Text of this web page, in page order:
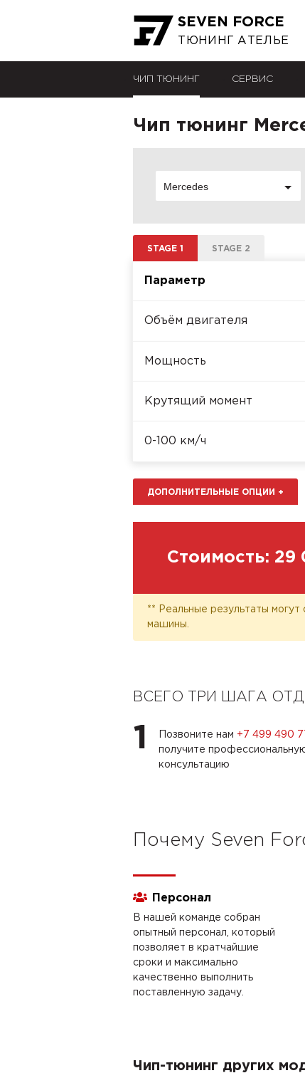
SEVEN FORCE
ТЮНИНГ АТЕЛЬЕ
ЧИП ТЮНИНГ СЕРВИС
Чип тюнинг
Mercedes
STAGE 1 STAGE 2
Параметр
Объём двигателя
Мощность
Крутящий момент
0-100 км/ч
ДОПОЛНИТЕЛЬНЫЕ ОПЦИИ +
Стоимость: 29
** Реальные результаты могут
машины.
ВСЕГО ТРИ ШАГА
1 Позвоните нам +7 499 490
получите
консультацию
Почему Seven
Персонал
В нашей команде собран
опытный персонал, который
позволяет в кратчайшие
сроки и максимально
качественно выполнить
поставленную задачу.
Чип-тюнинг других